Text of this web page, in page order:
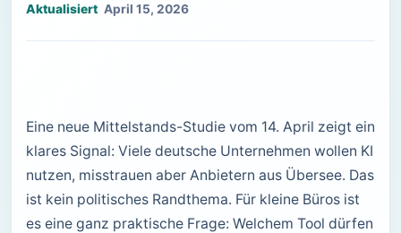
April 15, 2026
Eine neue Mittelstands-Studie vom 14. April zeigt ein
klares Signal: Viele deutsche Unternehmen wollen KI
nutzen, misstrauen aber Anbietern aus Übersee. Das
ist kein politisches Randthema. Für kleine Büros ist
es eine ganz praktische Frage: Welchem Tool dürfen